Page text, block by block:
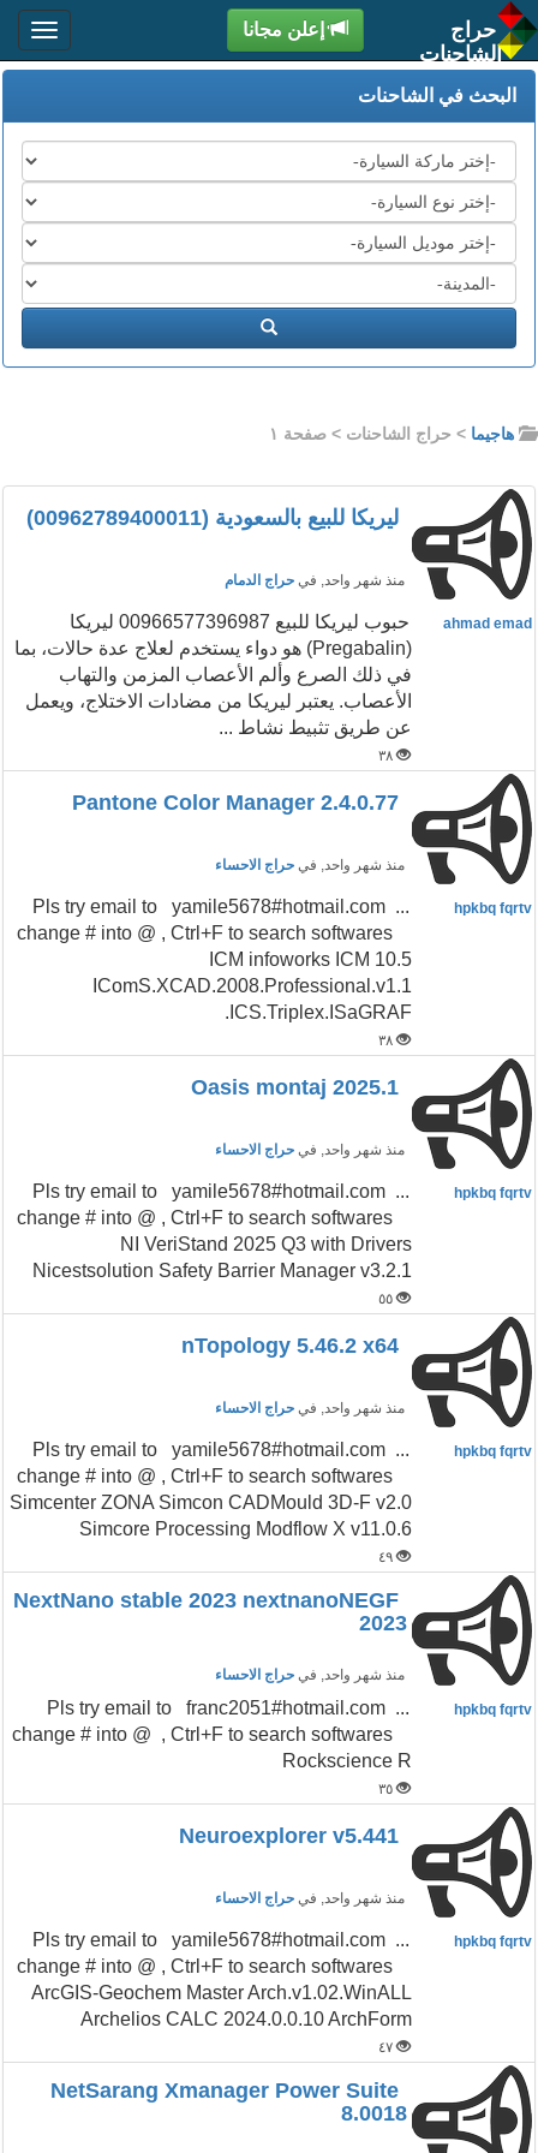
حراج
الشاحنات
إعلن مجانا
البحث في الشاحنات
قائمة
الشركات
الموديل
السنة
المدينة
ابحث
هاجيما > حراج الشاحنات > صفحة ١
ليريكا للبيع بالسعودية (00962789400011)
منذ شهر واحد, في حراج الدمام
ahmad emad
حبوب ليريكا للبيع 00966577396987 ليريكا
(Pregabalin) هو دواء يستخدم لعلاج عدة حالات، بما
في ذلك الصرع وألم الأعصاب المزمن والتهاب
الأعصاب. يعتبر ليريكا من مضادات الاختلاج، ويعمل
عن طريق تثبيط نشاط ...
٣٨
منذ شهر واحد, في حراج الاحساء
hpkbq fqrtv
...Pls try email to yamile5678#hotmail.com
change # into @ , Ctrl+F to search softwares
ICM infoworks ICM 10.5
IComS.XCAD.2008.Professional.v1.1
ICS.Triplex.ISaGRAF.
٣٨
منذ شهر واحد, في حراج الاحساء
hpkbq fqrtv
...Pls try email to yamile5678#hotmail.com
change # into @ , Ctrl+F to search softwares
NI VeriStand 2025 Q3 with Drivers
Nicestsolution Safety Barrier Manager v3.2.1
٥٥
منذ شهر واحد, في حراج الاحساء
hpkbq fqrtv
...Pls try email to yamile5678#hotmail.com
change # into @ , Ctrl+F to search softwares
Simcenter ZONA Simcon CADMould 3D-F v2.0
Simcore Processing Modflow X v11.0.6
٤٩
NextNano stable 2023 nextnanoNEGF
2023
منذ شهر واحد, في حراج الاحساء
hpkbq fqrtv
...Pls try email to franc2051#hotmail.com
change # into @ , Ctrl+F to search softwares
Rockscience R
٣٥
منذ شهر واحد, في حراج الاحساء
hpkbq fqrtv
...Pls try email to yamile5678#hotmail.com
change # into @ , Ctrl+F to search softwares
ArcGIS-Geochem Master Arch.v1.02.WinALL
Archelios CALC 2024.0.0.10 ArchForm
٤٧
NetSarang Xmanager Power Suite
8.0018